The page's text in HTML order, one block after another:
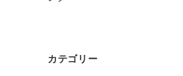
カテゴリー